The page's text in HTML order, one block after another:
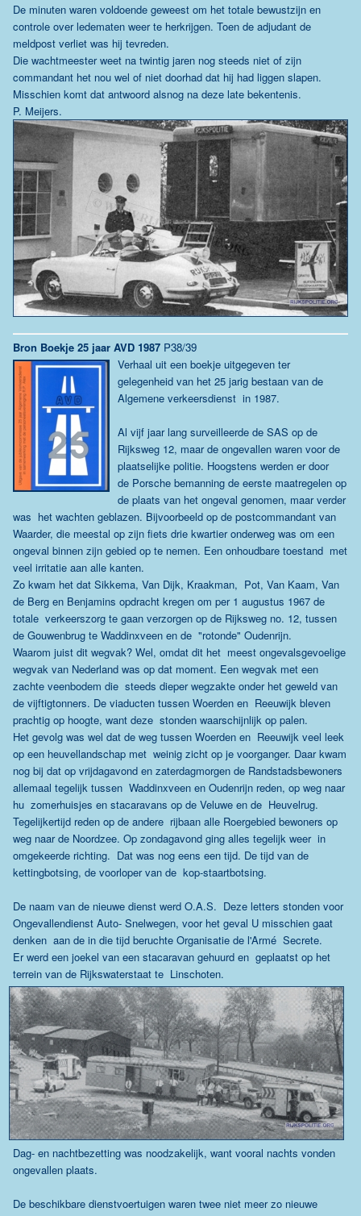
De minuten waren voldoende geweest om het totale bewustzijn en
controle over ledematen weer te herkrijgen. Toen de adjudant de
meldpost verliet was hij tevreden.
Die wachtmeester weet na twintig jaren nog steeds niet of zijn
commandant het nou wel of niet doorhad dat hij had liggen slapen.
Misschien komt dat antwoord alsnog na deze late bekentenis.
P. Meijers.
Bron Boekje 25 jaar AVD 1987 P38/39
Verhaal uit een boekje uitgegeven ter
gelegenheid van het 25 jarig bestaan van de
Algemene verkeersdienst in 1987.
Al vijf jaar lang surveilleerde de SAS op de
Rijksweg 12, maar de ongevallen waren voor de
plaatselijke politie. Hoogstens werden er door
de Porsche bemanning de eerste maatregelen op
de plaats van het ongeval genomen, maar verder
was het wachten geblazen. Bijvoorbeeld op de postcommandant van
Waarder, die meestal op zijn fiets drie kwartier onderweg was om een
ongeval binnen zijn gebied op te nemen. Een onhoudbare toestand met
veel irritatie aan alle kanten.
Zo kwam het dat Sikkema, Van Dijk, Kraakman, Pot, Van Kaam, Van
de Berg en Benjamins opdracht kregen om per 1 augustus 1967 de
totale verkeerszorg te gaan verzorgen op de Rijksweg no. 12, tussen
de Gouwenbrug te Waddinxveen en de "rotonde" Oudenrijn.
Waarom juist dit wegvak? Wel, omdat dit het meest ongevalsgevoelige
wegvak van Nederland was op dat moment. Een wegvak met een
zachte veenbodem die steeds dieper wegzakte onder het geweld van
de vijftigtonners. De viaducten tussen Woerden en Reeuwijk bleven
prachtig op hoogte, want deze stonden waarschijnlijk op palen.
Het gevolg was wel dat de weg tussen Woerden en Reeuwijk veel leek
op een heuvellandschap met weinig zicht op je voorganger. Daar kwam
nog bij dat op vrijdagavond en zaterdagmorgen de Randstadsbewoners
allemaal tegelijk tussen Waddinxveen en Oudenrijn reden, op weg naar
hu zomerhuisjes en stacaravans op de Veluwe en de Heuvelrug.
Tegelijkertijd reden op de andere rijbaan alle Roergebied bewoners op
weg naar de Noordzee. Op zondagavond ging alles tegelijk weer in
omgekeerde richting. Dat was nog eens een tijd. De tijd van de
kettingbotsing, de voorloper van de kop-staartbotsing.
De naam van de nieuwe dienst werd O.A.S. Deze letters stonden voor
Ongevallendienst Auto- Snelwegen, voor het geval U misschien gaat
denken aan de in die tijd beruchte Organisatie de l'Armé Secrete.
Er werd een joekel van een stacaravan gehuurd en geplaatst op het
terrein van de Rijkswaterstaat te Linschoten.
Dag- en nachtbezetting was noodzakelijk, want vooral nachts vonden
ongevallen plaats.
De beschikbare dienstvoertuigen waren twee niet meer zo nieuwe